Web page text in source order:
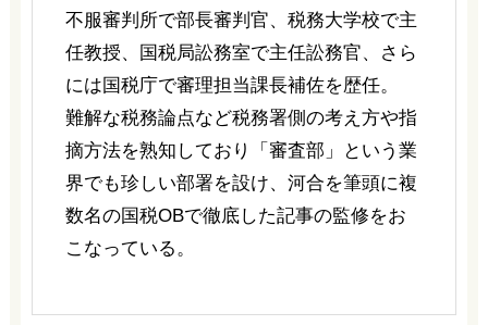
不服審判所で部長審判官、税務大学校で主
任教授、国税局訟務室で主任訟務官、さら
には国税庁で審理担当課長補佐を歴任。
難解な税務論点など税務署側の考え方や指
摘方法を熟知しており「審査部」という業
界でも珍しい部署を設け、河合を筆頭に複
数名の国税OBで徹底した記事の監修をお
こなっている。